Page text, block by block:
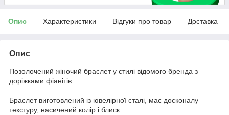
Опис Характеристики Відгуки про товар Доставка
Опис
Позолочений жіночий браслет у стилі відомого бренда з
доріжками фіанітів.
Браслет виготовлений із ювелірної сталі, має досконалу
текстуру, насичений колір і блиск.